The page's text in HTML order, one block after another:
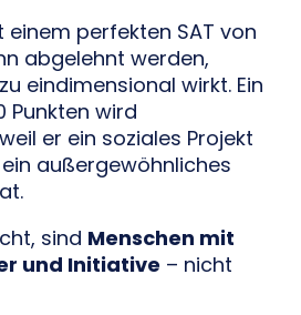
einem perfekten SAT von
abgelehnt werden,
eindimensional wirkt. Ein
Punkten wird
er ein soziales Projekt
außergewöhnliches
sind Menschen mit
und Initiative – nicht